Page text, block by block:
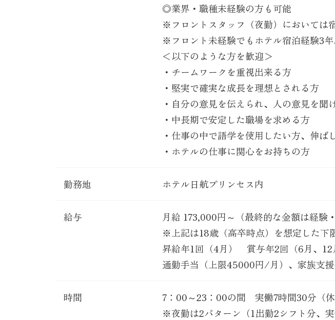
◎業界・職種未経験の方も可能
※フロントスタッフ（夜勤）においては
※フロント未経験でもホテル宿泊経験3
＜以下のような方を歓迎＞
・チームワークを重視出来る方
・堅実で確実な成長を理想とされる方
・自分の意見を伝えられ、人の意見を聞
・中長期で安定した職場を求める方
・仕事の中で語学を使用したい方、伸ば
・ホテルの仕事に関心をお持ちの方
勤務地 ホテル日航プリンセス内
給与
月給 173,000円～（最終的な金額は経験
※上記は18歳（高卒時点）を想定した下
昇給年1回（4月） 賞与年2回（6月、12
通勤手当（上限45000円/月）、家族支
時間
7：00～23：00の間 実働7時間30分（休
※夜勤は2パターン（1出勤2シフト分、実